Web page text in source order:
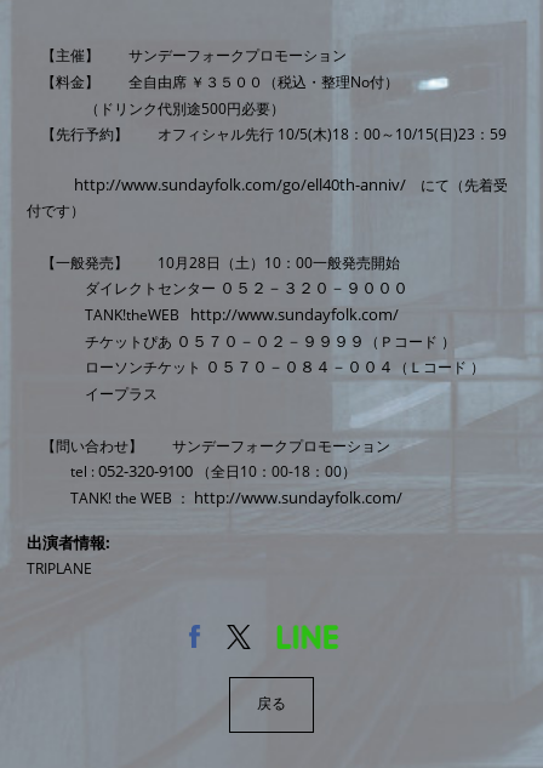
【主催】 サンデーフォークプロモーション
【料金】 全自由席 ￥３５００（税込・整理No付）
（ドリンク代別途500円必要）
【先行予約】 オフィシャル先行 10/5(木)18：00～10/15(日)23：59
http://www.sundayfolk.com/go/ell40th-anniv/ にて（先着受
付です）
【一般発売】 10月28日（土）10：00一般発売開始
ダイレクトセンター ０５２－３２０－９０００
TANK!theWEB http://www.sundayfolk.com/
チケットぴあ ０５７０－０２－９９９９ （Ｐコード ）
ローソンチケット ０５７０－０８４－００４ （Ｌコード ）
イープラス
【問い合わせ】 サンデーフォークプロモーション
tel :052-320-9100 （全日10：00-18：00）
TANK! the WEB ： http://www.sundayfolk.com/
出演者情報
TRIPLANE
戻る